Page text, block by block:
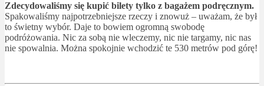
Zdecydowaliśmy się kupić bilety tylko z bagażem podręcznym.
Spakowaliśmy najpotrzebniejsze rzeczy i znowuż – uważam, że był
to świetny wybór. Daje to bowiem ogromną swobodę
podróżowania. Nic za sobą nie wleczemy, nic nie targamy, nic nas
nie spowalnia. Można spokojnie wchodzić te 530 metrów pod górę!